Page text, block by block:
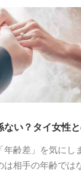
ない？タイ女性
年齢差」を気にし
は相手の年齢では